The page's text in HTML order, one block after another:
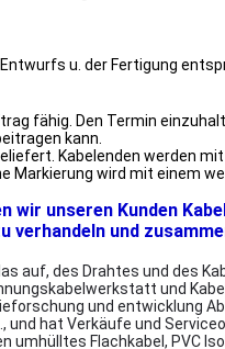
u. der Fertigung
fähig. Den Termin
kann.
Kabelenden werden
Markierung wird mit
unseren Kunden
verhandeln und
auf, des Drahtes und des
und
und entwicklung
hat Verkäufe und
umhülltes Flachkabel, PVC